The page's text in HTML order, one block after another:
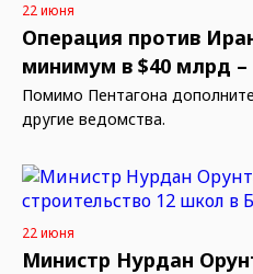
22 июня
Операция против
минимум в $40 млрд –
Помимо Пентагона
другие ведомства.
22 июня
Министр Нурдан